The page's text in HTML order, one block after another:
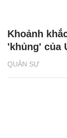
QUÂN SỰ
Khoảnh
'khủng' của